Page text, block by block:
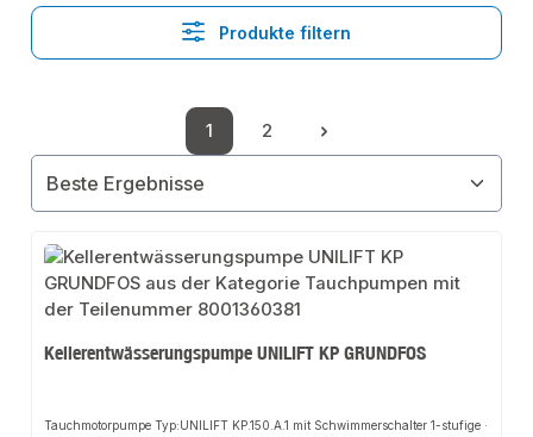
Produkte filtern
Seite
1
Seite
2
Kellerentwässerungspumpe UNILIFT KP GRUNDFOS
Tauchmotorpumpe Typ:UNILIFT KP.150.A.1 mit Schwimmerschalter 1-stufige ·